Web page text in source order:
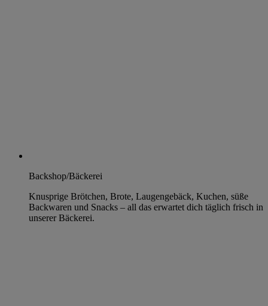
Backshop/Bäckerei
Knusprige Brötchen, Brote, Laugengebäck, Kuchen, süße
Backwaren und Snacks – all das erwartet dich täglich frisch in
unserer Bäckerei.